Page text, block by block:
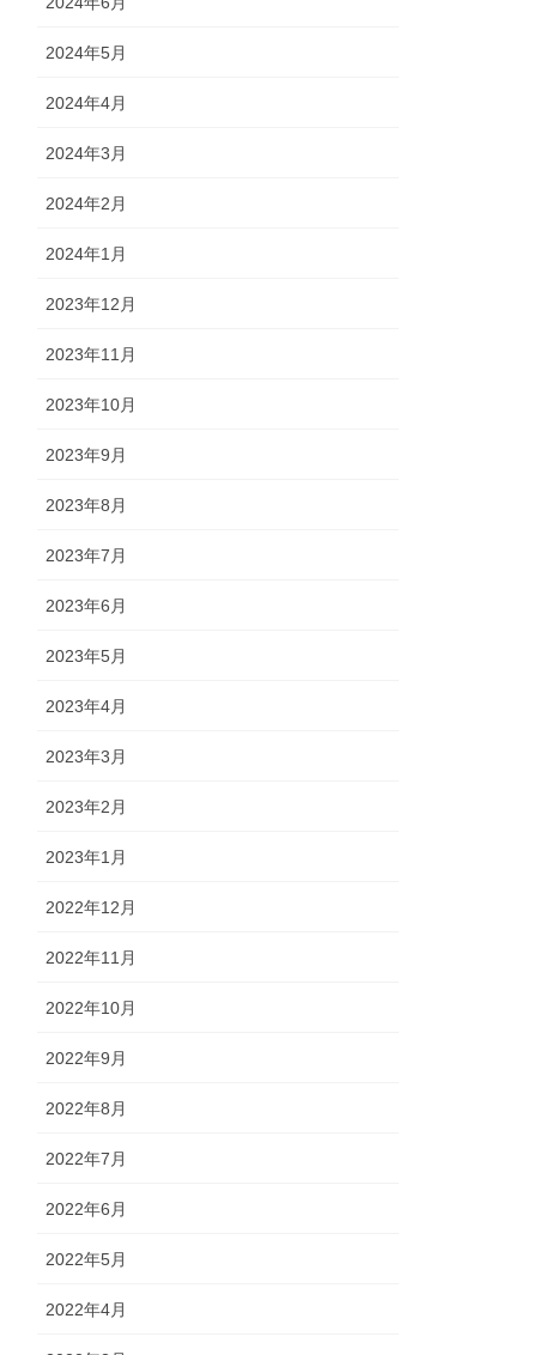
2024年5月
2024年4月
2024年3月
2024年2月
2024年1月
2023年12月
2023年11月
2023年10月
2023年9月
2023年8月
2023年7月
2023年6月
2023年5月
2023年4月
2023年3月
2023年2月
2023年1月
2022年12月
2022年11月
2022年10月
2022年9月
2022年8月
2022年7月
2022年6月
2022年5月
2022年4月